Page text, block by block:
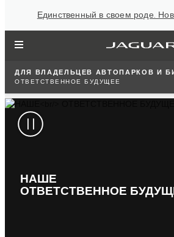
Единственный в своем роде.
ДЛЯ ВЛАДЕЛЬЦЕВ АВТОПАРКОВ И
ОТВЕТСТВЕННОЕ БУДУЩЕЕ
НАШЕ
ОТВЕТСТВЕННОЕ